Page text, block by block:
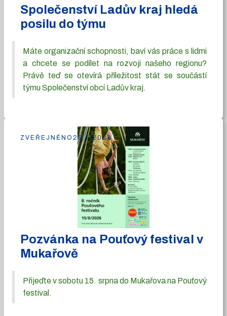
Společenství Ladův kraj hledá
posilu do týmu
Máte organizační schopnosti, baví vás práce s lidmi
a chcete se podílet na rozvoji našeho regionu?
Právě teď se otevírá příležitost stát se součástí
týmu Společenství obcí Ladův kraj.
Pozvánka na Pouťový festival v
Mukařově
Přijeďte v sobotu 15. srpna do Mukařova na Pouťový
festival.
ZVEŘEJNĚNO 29.7.2026